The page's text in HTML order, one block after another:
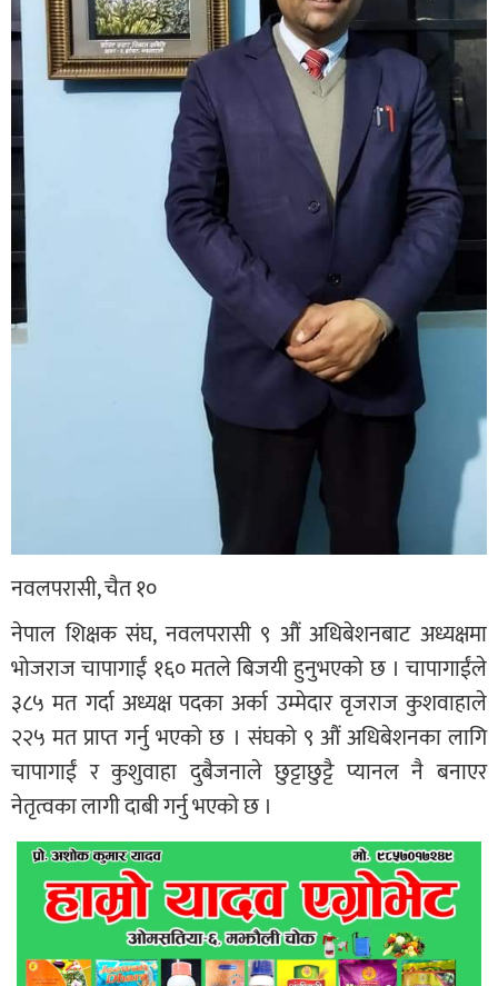
नवलपरासी, चैत १०
नेपाल शिक्षक संघ, नवलपरासी ९ औं अधिबेशनबाट अध्यक्षमा
भोजराज चापागाईं १६० मतले बिजयी हुनुभएको छ । चापागाईंले
३८५ मत गर्दा अध्यक्ष पदका अर्का उम्मेदार वृजराज कुशवाहाले
२२५ मत प्राप्त गर्नु भएको छ । संघको ९ औं अधिबेशनका लागि
चापागाईं र कुशुवाहा दुबैजनाले छुट्टाछुट्टै प्यानल नै बनाएर
नेतृत्वका लागी दाबी गर्नु भएको छ ।